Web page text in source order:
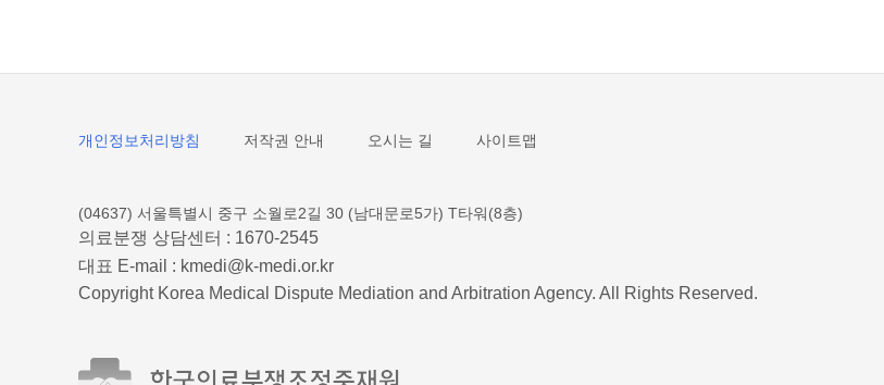
개인정보처리방침 저작권 안내 오시는 길 사이트맵
(04637) 서울특별시 중구 소월로2길 30 (남대문로5가) T타워(8층)
의료분쟁 상담센터 : 1670-2545
대표 E-mail : kmedi@k-medi.or.kr
Copyright Korea Medical Dispute Mediation and Arbitration Agency. All Rights Reserved.